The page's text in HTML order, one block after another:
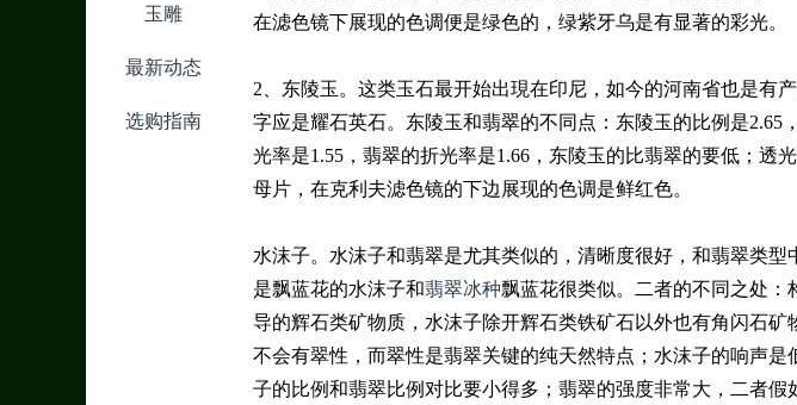
玉雕
最新动态
选购指南
在滤色镜下展现的色调便是绿色的，绿紫牙乌是有显著的彩光。
2、东陵玉。这类玉石最开始出現在印尼，如今的河南省也是有
字应是耀石英石。东陵玉和翡翠的不同点：东陵玉的比例是2.65
光率是1.55，翡翠的折光率是1.66，东陵玉的比翡翠的要低；透
母片，在克利夫滤色镜的下边展现的色调是鲜红色。
水沫子。水沫子和翡翠是尤其类似的，清晰度很好，和翡翠类型
是飘蓝花的水沫子和翡翠冰种飘蓝花很类似。二者的不同之处：
导的辉石类矿物质，水沫子除开辉石类铁矿石以外也有角闪石
不会有翠性，而翠性是翡翠关键的纯天然特点；水沫子的响声
子的比例和翡翠比例对比要小得多；翡翠的强度非常大，二者